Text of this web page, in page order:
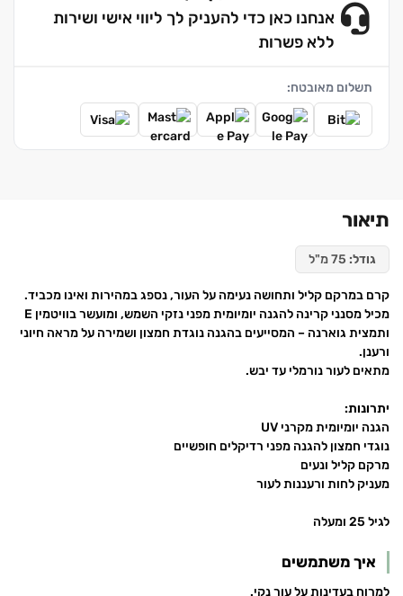
אנחנו כאן כדי להעניק לך ליווי אישי ושירות
ללא פשרות
תשלום מאובטח:
תיאור
גודל:
קרם במרקם קליל ותחושה נעימה על העור, נספג במהירות ואינו מכביד.
מכיל מסנני קרינה להגנה יומיומית מפני נזקי השמש, ומועשר בוויטמין E
ותמצית גוארנה – המסייעים בהגנה נוגדת חמצון ושמירה על מראה חיוני
ורענן.
מתאים לעור נורמלי עד יבש.
יתרונות:
הגנה יומיומית מקרני UV
נוגדי חמצון להגנה מפני רדיקלים חופשיים
מרקם קליל ונעים
מעניק לחות ורעננות לעור
לגיל 25 ומעלה
איך משתמשים
למרוח בעדינות על עור נקי.